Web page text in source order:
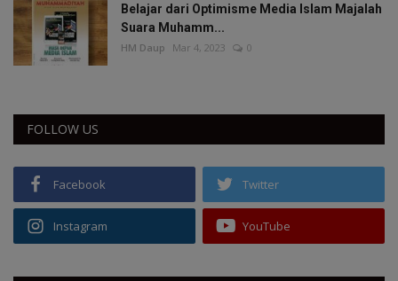
Belajar dari Optimisme Media Islam Majalah
Suara Muhamm...
HM Daup Mar 4, 2023 0
FOLLOW US
Facebook Twitter
Instagram YouTube